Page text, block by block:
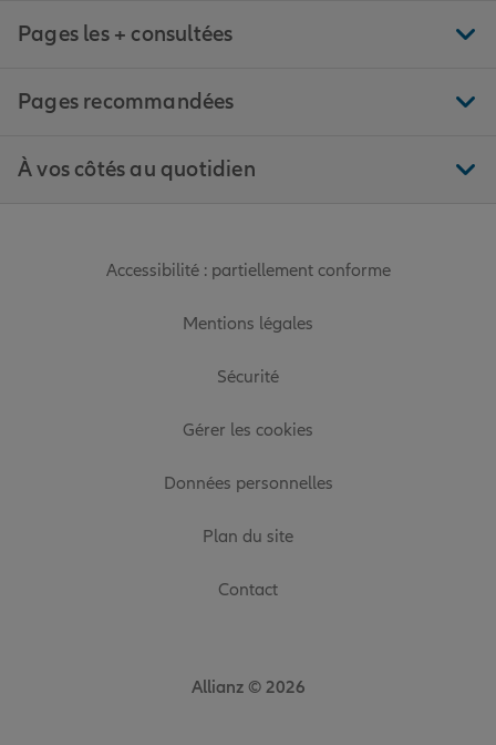
Pages les + consultées
Pages recommandées
À vos côtés au quotidien
Accessibilité : partiellement conforme
Mentions légales
Sécurité
Gérer les cookies
Données personnelles
Plan du site
Contact
Allianz © 2026